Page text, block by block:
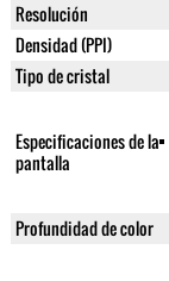
Resolución
Densidad (PPI)
Tipo de cristal
Especificaciones de la
pantalla
Profundidad de color